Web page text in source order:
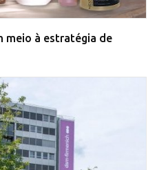
meio à estratégia de